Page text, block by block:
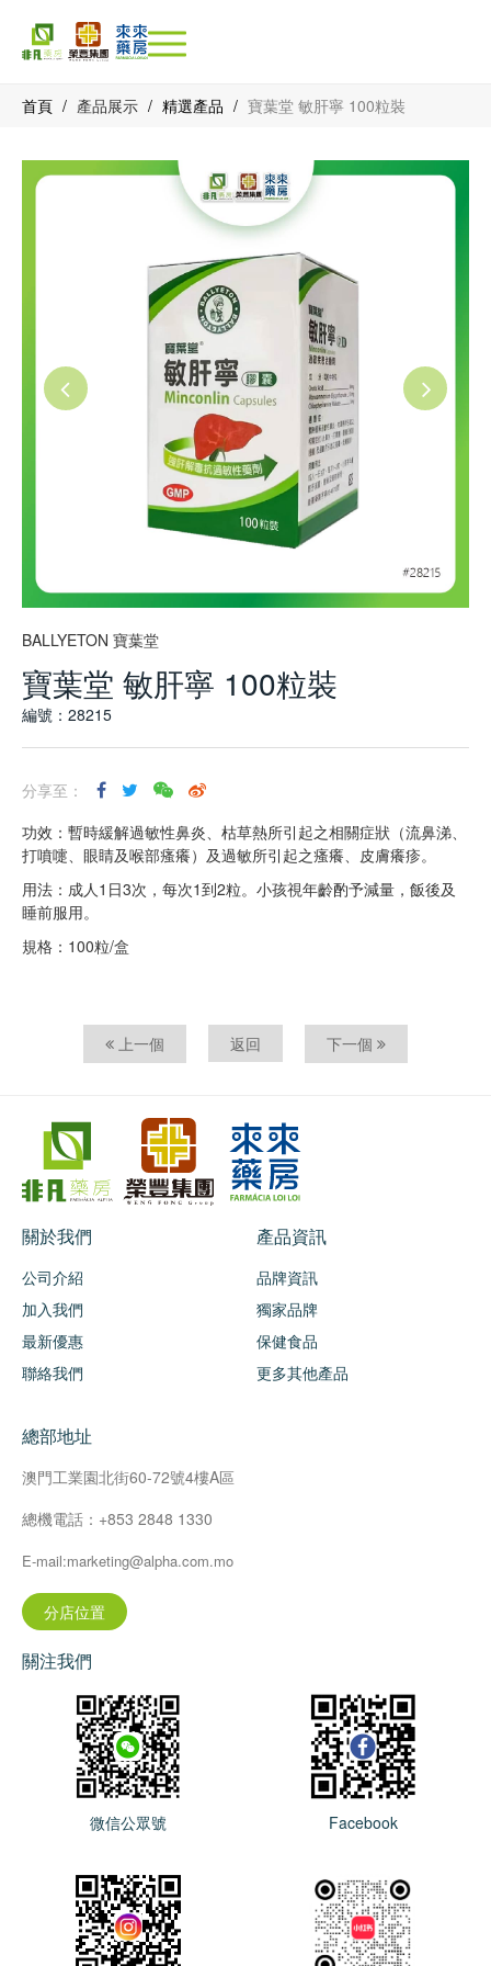
首頁 / 產品展示 / 精選產品 / 寶葉堂 敏肝寧 100粒裝
BALLYETON 寶葉堂
寶葉堂 敏肝寧 100粒裝
編號：28215
分享至：
功效：暫時緩解過敏性鼻炎、枯草熱所引起之相關症狀（流鼻涕、
打噴嚏、眼睛及喉部瘙癢）及過敏所引起之瘙癢、皮膚癢疹。
用法：成人1日3次，每次1到2粒。小孩視年齡酌予減量，飯後及
睡前服用。
規格：100粒/盒
上一個 返回 下一個
關於我們
公司介紹
加入我們
最新優惠
聯絡我們
產品資訊
品牌資訊
獨家品牌
保健食品
更多其他產品
總部地址
澳門工業園北街60-72號4樓A區
總機電話：+853 2848 1330
E-mail:marketing@alpha.com.mo
分店位置
關注我們
微信公眾號 Facebook